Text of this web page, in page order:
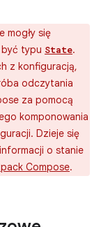
mogły się
typu State.
z konfiguracją,
odczytania
za pomocą
komponowania
Dzieje się
o stanie
Compose.